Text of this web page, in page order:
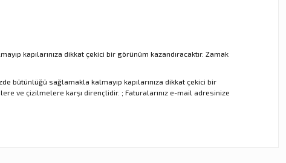
kapılarınıza dikkat çekici bir görünüm kazandıracaktır. Zamak
bütünlüğü sağlamakla kalmayıp kapılarınıza dikkat çekici bir
ve çizilmelere karşı dirençlidir. ; Faturalarınız e-mail adresinize